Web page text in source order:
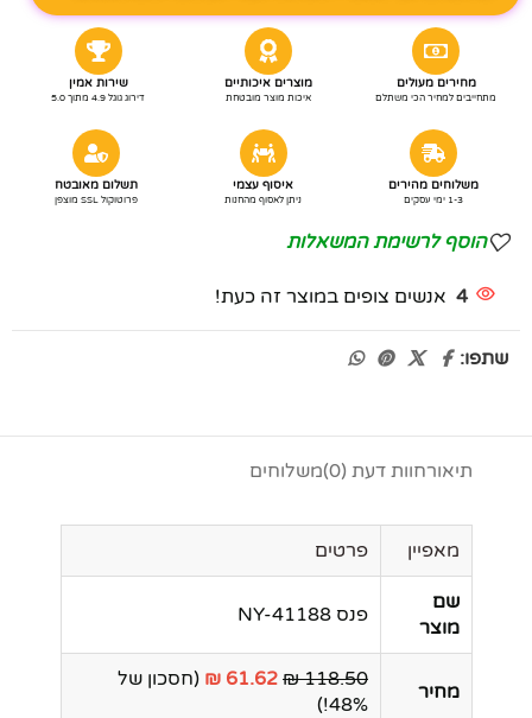
מחירים מעולים
מתחייבים למחיר הכי משתלם
מוצרים איכותיים
איכות מוצר מובטחת
שירות אמין
דירוג גוגל 4.9 מתוך 5.0
משלוחים מהירים
1-3 ימי עסקים
איסוף עצמי
ניתן לאסוף מהחנות
תשלום מאובטח
פרוטוקול SSL מוצפן
הוסף לרשימת המשאלות
4 אנשים צופים במוצר זה כעת!
שתפו:
תיאורחוות דעת (0) משלוחים
מאפיין פרטים
שם
מוצר
פנס NY-41188
מחיר
118.50 ₪
61.62 ₪
(חסכון של
48%!)